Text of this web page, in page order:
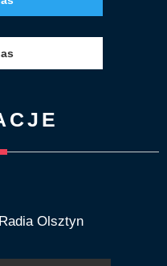
Olsztyn